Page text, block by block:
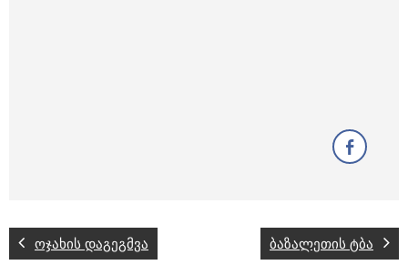
ოჯახის დაგეგმვა ბაზალეთის ტბა